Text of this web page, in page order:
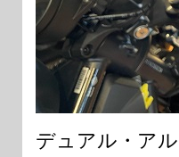
デュアル・ア